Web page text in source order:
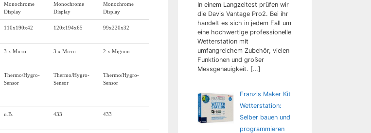
Monochrome
Display
Monochrome
Display
Monochrome
Display
110x190x42 120x194x65 99x220x32
3 x Micro 3 x Micro 2 x Mignon
Thermo/Hygro-
Sensor
Thermo/Hygro-
Sensor
Thermo/Hygro-
Sensor
n.B. 433 433
In einem Langzeitest prüfen wir
die Davis Vantage Pro2. Bei ihr
handelt es sich in jedem Fall um
eine hochwertige professionelle
Wetterstation mit
umfangreichem Zubehör, vielen
Funktionen und großer
Messgenauigkeit. […]
Franzis Maker Kit
Wetterstation:
Selber bauen und
programmieren